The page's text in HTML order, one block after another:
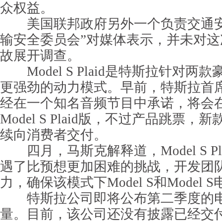
众权益。
美国联邦政府另外一个负责交通
输安全委员会”对媒体表示，并未对
故展开调查。
Model S Plaid是特斯拉针对两款
更强劲的动力模式。早前，特斯拉首
经在一个知名音频节目中承诺，将会
Model S Plaid版，不过产品跳票，新
续向消费者交付。
四月，马斯克解释道，Model S
遇了比预想更加困难的挑战，开发团
力，确保该模式下Model S和Model S
特斯拉公司即将公布第二季度的
量。目前，该公司还没有披露已经交